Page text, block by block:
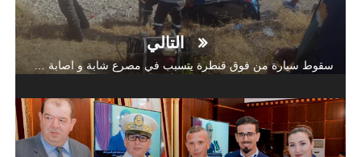
التالي
سقوط سيارة من فوق قنطرة يتسبب في مصرع شابة و اصابة شاب بجروح